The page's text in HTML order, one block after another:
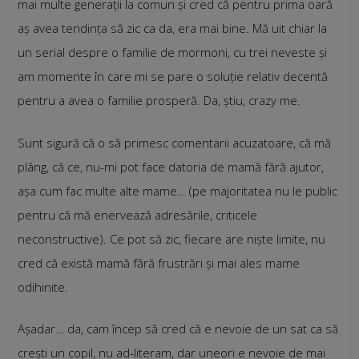
mai multe generații la comun și cred că pentru prima oară
aș avea tendința să zic ca da, era mai bine. Mă uit chiar la
un serial despre o familie de mormoni, cu trei neveste și
am momente în care mi se pare o soluție relativ decentă
pentru a avea o familie prosperă. Da, știu, crazy me.
Sunt sigură că o să primesc comentarii acuzatoare, că mă
plâng, că ce, nu-mi pot face datoria de mamă fără ajutor,
așa cum fac multe alte mame… (pe majoritatea nu le public
pentru că mă enervează adresările, criticele
neconstructive). Ce pot să zic, fiecare are niște limite, nu
cred că există mamă fără frustrări și mai ales mame
odihinite.
Așadar… da, cam încep să cred că e nevoie de un sat ca să
crești un copil, nu ad-literam, dar uneori e nevoie de mai